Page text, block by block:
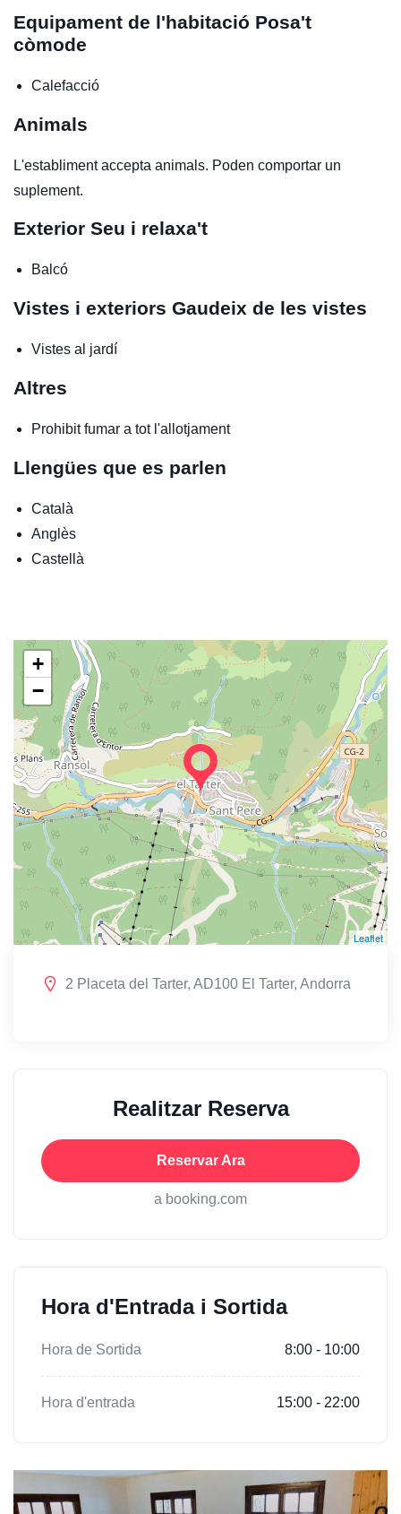
Equipament de l'habitació Posa't
còmode
Calefacció
Animals
L'establiment accepta animals. Poden comportar un
suplement.
Exterior Seu i relaxa't
Balcó
Vistes i exteriors Gaudeix de les vistes
Vistes al jardí
Altres
Prohibit fumar a tot l'allotjament
Llengües que es parlen
Català
Anglès
Castellà
+
−
Leaflet
2 Placeta del Tarter, AD100 El Tarter, Andorra
Realitzar Reserva
Reservar Ara
a booking.com
Hora d'Entrada i Sortida
Hora de Sortida 8:00 - 10:00
Hora d'entrada 15:00 - 22:00